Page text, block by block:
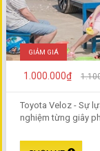
GIẢM GIÁ
1.000.000₫
Toyota Veloz - Sự
nghiệm từng giây